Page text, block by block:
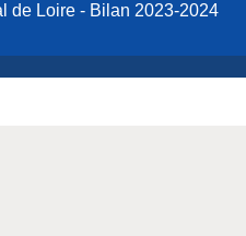
de Loire - Bilan 2023-2024